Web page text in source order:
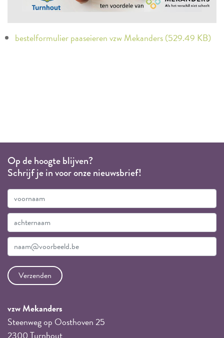
bestelformulier paaseieren vzw Mekanders (529.49 KB)
Op de hoogte blijven?
Schrijf je in voor onze nieuwsbrief!
vzw Mekanders
Steenweg op Oosthoven 25